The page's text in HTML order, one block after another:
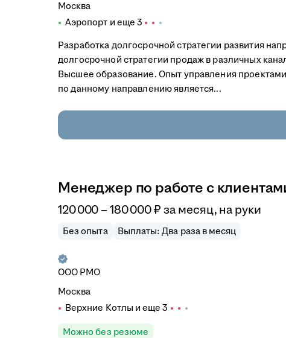
Москва
Аэропорт и еще 3
Разработка долгосрочной стратегии развития
долгосрочной стратегии продаж в различных
Высшее образование. Опыт управления
по данному направлению является...
Менеджер по работе с
120 000 –180 000₽ за месяц, на руки
Без опыта Выплаты: Два раза в месяц
ООО РМО
Москва
Верхние Котлы и еще 3
Можно без резюме